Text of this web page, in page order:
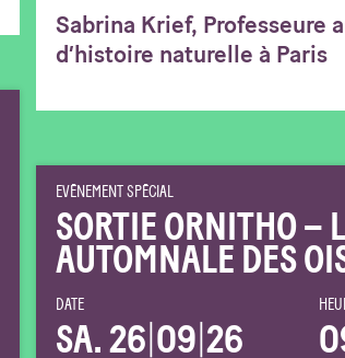
Sabrina Krief, Professeure
d’histoire naturelle à Paris
EVÉNEMENT SPÉCIAL
SORTIE ORNITHO –
AUTOMNALE DES
DATE
SA. 26 09 26